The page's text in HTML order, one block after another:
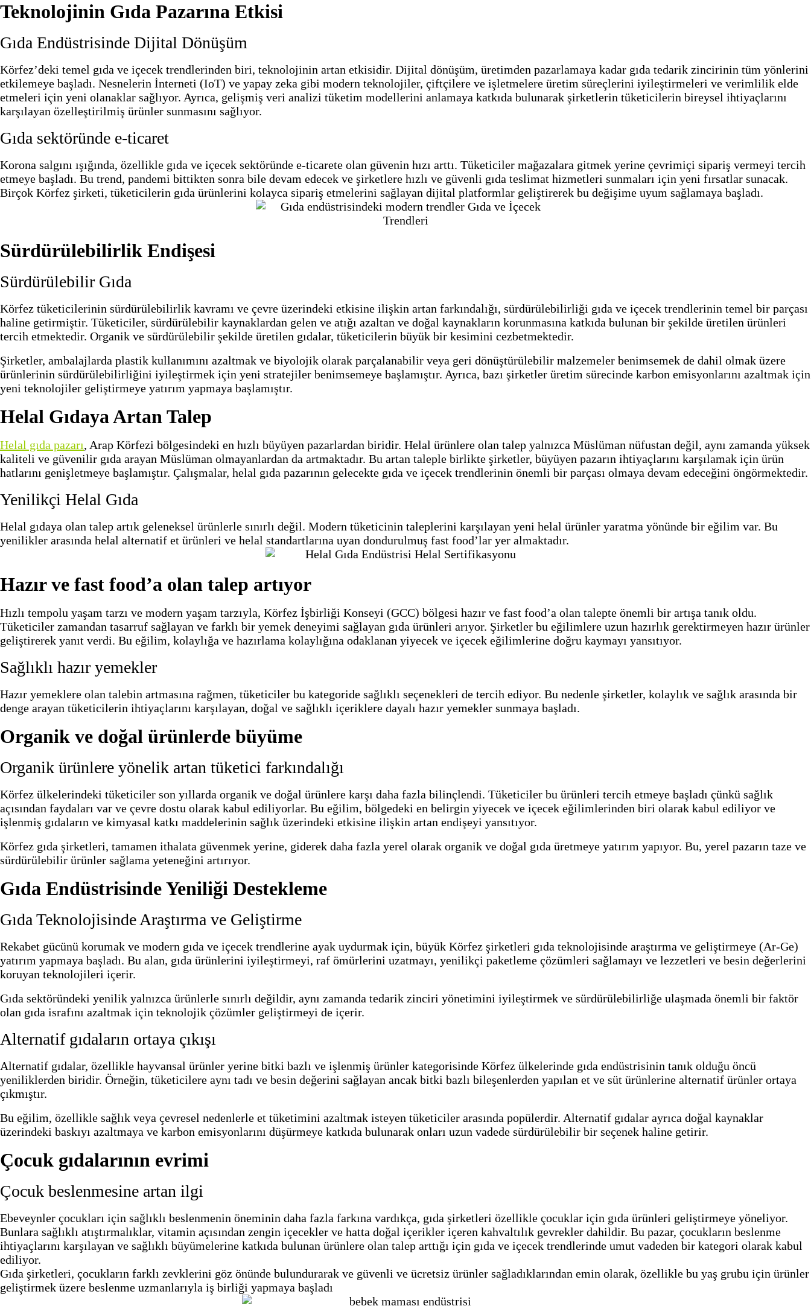
Teknolojinin Gıda Pazarına Etkisi
Gıda Endüstrisinde Dijital Dönüşüm
Körfez’deki temel gıda ve içecek trendlerinden biri, teknolojinin artan etkisidir. Dijital dönüşüm, üretimden pazarlamaya kadar gıda tedarik zincirinin tüm yönlerini
etkilemeye başladı. Nesnelerin İnterneti (IoT) ve yapay zeka gibi modern teknolojiler, çiftçilere ve işletmelere üretim süreçlerini iyileştirmeleri ve verimlilik elde
etmeleri için yeni olanaklar sağlıyor. Ayrıca, gelişmiş veri analizi tüketim modellerini anlamaya katkıda bulunarak şirketlerin tüketicilerin bireysel ihtiyaçlarını
karşılayan özelleştirilmiş ürünler sunmasını sağlıyor.
Gıda sektöründe e-ticaret
Korona salgını ışığında, özellikle gıda ve içecek sektöründe e-ticarete olan güvenin hızı arttı. Tüketiciler mağazalara gitmek yerine çevrimiçi sipariş vermeyi tercih
etmeye başladı. Bu trend, pandemi bittikten sonra bile devam edecek ve şirketlere hızlı ve güvenli gıda teslimat hizmetleri sunmaları için yeni fırsatlar sunacak.
Birçok Körfez şirketi, tüketicilerin gıda ürünlerini kolayca sipariş etmelerini sağlayan dijital platformlar geliştirerek bu değişime uyum sağlamaya başladı.
Sürdürülebilirlik Endişesi
Sürdürülebilir Gıda
Körfez tüketicilerinin sürdürülebilirlik kavramı ve çevre üzerindeki etkisine ilişkin artan farkındalığı, sürdürülebilirliği gıda ve içecek trendlerinin temel bir parçası
haline getirmiştir. Tüketiciler, sürdürülebilir kaynaklardan gelen ve atığı azaltan ve doğal kaynakların korunmasına katkıda bulunan bir şekilde üretilen ürünleri
tercih etmektedir. Organik ve sürdürülebilir şekilde üretilen gıdalar, tüketicilerin büyük bir kesimini cezbetmektedir.
Şirketler, ambalajlarda plastik kullanımını azaltmak ve biyolojik olarak parçalanabilir veya geri dönüştürülebilir malzemeler benimsemek de dahil olmak üzere
ürünlerinin sürdürülebilirliğini iyileştirmek için yeni stratejiler benimsemeye başlamıştır. Ayrıca, bazı şirketler üretim sürecinde karbon emisyonlarını azaltmak için
yeni teknolojiler geliştirmeye yatırım yapmaya başlamıştır.
Helal Gıdaya Artan Talep
Helal gıda pazarı, Arap Körfezi bölgesindeki en hızlı büyüyen pazarlardan biridir. Helal ürünlere olan talep yalnızca Müslüman nüfustan değil, aynı zamanda yüksek
kaliteli ve güvenilir gıda arayan Müslüman olmayanlardan da artmaktadır. Bu artan taleple birlikte şirketler, büyüyen pazarın ihtiyaçlarını karşılamak için ürün
hatlarını genişletmeye başlamıştır. Çalışmalar, helal gıda pazarının gelecekte gıda ve içecek trendlerinin önemli bir parçası olmaya devam edeceğini öngörmektedir.
Yenilikçi Helal Gıda
Helal gıdaya olan talep artık geleneksel ürünlerle sınırlı değil. Modern tüketicinin taleplerini karşılayan yeni helal ürünler yaratma yönünde bir eğilim var. Bu
yenilikler arasında helal alternatif et ürünleri ve helal standartlarına uyan dondurulmuş fast food’lar yer almaktadır.
Hazır ve fast food’a olan talep artıyor
Hızlı tempolu yaşam tarzı ve modern yaşam tarzıyla, Körfez İşbirliği Konseyi (GCC) bölgesi hazır ve fast food’a olan talepte önemli bir artışa tanık oldu.
Tüketiciler zamandan tasarruf sağlayan ve farklı bir yemek deneyimi sağlayan gıda ürünleri arıyor. Şirketler bu eğilimlere uzun hazırlık gerektirmeyen hazır ürünler
geliştirerek yanıt verdi. Bu eğilim, kolaylığa ve hazırlama kolaylığına odaklanan yiyecek ve içecek eğilimlerine doğru kaymayı yansıtıyor.
Sağlıklı hazır yemekler
Hazır yemeklere olan talebin artmasına rağmen, tüketiciler bu kategoride sağlıklı seçenekleri de tercih ediyor. Bu nedenle şirketler, kolaylık ve sağlık arasında bir
denge arayan tüketicilerin ihtiyaçlarını karşılayan, doğal ve sağlıklı içeriklere dayalı hazır yemekler sunmaya başladı.
Organik ve doğal ürünlerde büyüme
Organik ürünlere yönelik artan tüketici farkındalığı
Körfez ülkelerindeki tüketiciler son yıllarda organik ve doğal ürünlere karşı daha fazla bilinçlendi. Tüketiciler bu ürünleri tercih etmeye başladı çünkü sağlık
açısından faydaları var ve çevre dostu olarak kabul ediliyorlar. Bu eğilim, bölgedeki en belirgin yiyecek ve içecek eğilimlerinden biri olarak kabul ediliyor ve
işlenmiş gıdaların ve kimyasal katkı maddelerinin sağlık üzerindeki etkisine ilişkin artan endişeyi yansıtıyor.
Körfez gıda şirketleri, tamamen ithalata güvenmek yerine, giderek daha fazla yerel olarak organik ve doğal gıda üretmeye yatırım yapıyor. Bu, yerel pazarın taze ve
sürdürülebilir ürünler sağlama yeteneğini artırıyor.
Gıda Endüstrisinde Yeniliği Destekleme
Gıda Teknolojisinde Araştırma ve Geliştirme
Rekabet gücünü korumak ve modern gıda ve içecek trendlerine ayak uydurmak için, büyük Körfez şirketleri gıda teknolojisinde araştırma ve geliştirmeye (Ar-Ge)
yatırım yapmaya başladı. Bu alan, gıda ürünlerini iyileştirmeyi, raf ömürlerini uzatmayı, yenilikçi paketleme çözümleri sağlamayı ve lezzetleri ve besin değerlerini
koruyan teknolojileri içerir.
Gıda sektöründeki yenilik yalnızca ürünlerle sınırlı değildir, aynı zamanda tedarik zinciri yönetimini iyileştirmek ve sürdürülebilirliğe ulaşmada önemli bir faktör
olan gıda israfını azaltmak için teknolojik çözümler geliştirmeyi de içerir.
Alternatif gıdaların ortaya çıkışı
Alternatif gıdalar, özellikle hayvansal ürünler yerine bitki bazlı ve işlenmiş ürünler kategorisinde Körfez ülkelerinde gıda endüstrisinin tanık olduğu öncü
yeniliklerden biridir. Örneğin, tüketicilere aynı tadı ve besin değerini sağlayan ancak bitki bazlı bileşenlerden yapılan et ve süt ürünlerine alternatif ürünler ortaya
çıkmıştır.
Bu eğilim, özellikle sağlık veya çevresel nedenlerle et tüketimini azaltmak isteyen tüketiciler arasında popülerdir. Alternatif gıdalar ayrıca doğal kaynaklar
üzerindeki baskıyı azaltmaya ve karbon emisyonlarını düşürmeye katkıda bulunarak onları uzun vadede sürdürülebilir bir seçenek haline getirir.
Çocuk gıdalarının evrimi
Çocuk beslenmesine artan ilgi
Ebeveynler çocukları için sağlıklı beslenmenin öneminin daha fazla farkına vardıkça, gıda şirketleri özellikle çocuklar için gıda ürünleri geliştirmeye yöneliyor.
Bunlara sağlıklı atıştırmalıklar, vitamin açısından zengin içecekler ve hatta doğal içerikler içeren kahvaltılık gevrekler dahildir. Bu pazar, çocukların beslenme
ihtiyaçlarını karşılayan ve sağlıklı büyümelerine katkıda bulunan ürünlere olan talep arttığı için gıda ve içecek trendlerinde umut vadeden bir kategori olarak kabul
ediliyor.
Gıda şirketleri, çocukların farklı zevklerini göz önünde bulundurarak ve güvenli ve ücretsiz ürünler sağladıklarından emin olarak, özellikle bu yaş grubu için ürünler
geliştirmek üzere beslenme uzmanlarıyla iş birliği yapmaya başladı